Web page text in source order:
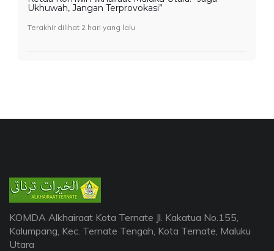
Ukhuwah, Jangan Terprovokasi”
Terakhir dilihat 2 hari yang lalu
KOMDA Alkhairaat Kota Ternate Jl. Kakatua No.155,
Kalumpang, Kec. Ternate Tengah, Kota Ternate, Maluku
Utara